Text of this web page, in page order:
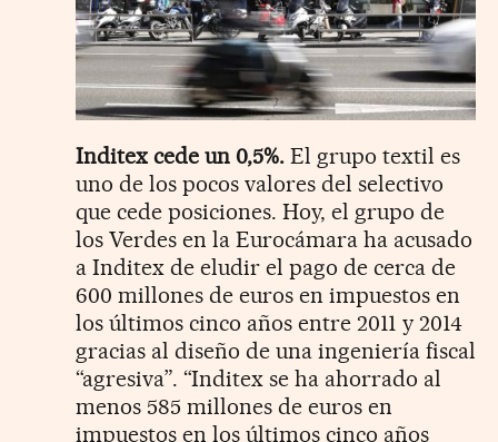
Inditex cede un 0,5%. El grupo textil es
uno de los pocos valores del selectivo
que cede posiciones. Hoy, el grupo de
los Verdes en la Eurocámara ha acusado
a Inditex de eludir el pago de cerca de
600 millones de euros en impuestos en
los últimos cinco años entre 2011 y 2014
gracias al diseño de una ingeniería fiscal
“agresiva”. “Inditex se ha ahorrado al
menos 585 millones de euros en
impuestos en los últimos cinco años